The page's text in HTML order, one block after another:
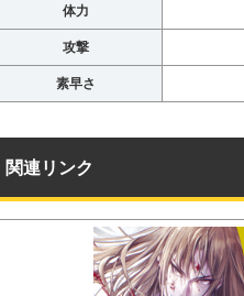
体力
攻撃
素早さ
関連リンク